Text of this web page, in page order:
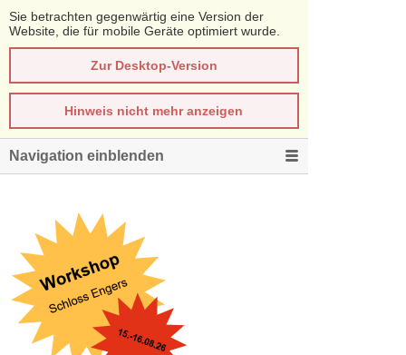
Sie betrachten gegenwärtig eine Version der
Website, die für mobile Geräte optimiert wurde.
Zur Desktop-Version
Hinweis nicht mehr anzeigen
Navigation einblenden